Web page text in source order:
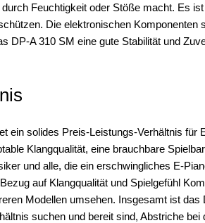
Feuchtigkeit oder Stöße macht. Es
Die elektronischen
DP-A 310 SM eine gute Stabilität und
ein solides Preis-Leistungs-Verhältnis für
Klangqualität, eine brauchbare
und alle, die ein erschwingliches E-
auf Klangqualität und Spielgefühl
Modellen umsehen. Insgesamt ist
suchen und bereit sind, Abstriche